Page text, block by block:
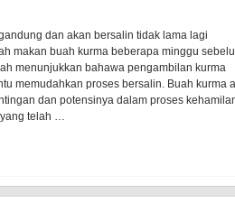
dan akan bersalin tidak lama lagi
makan buah kurma beberapa minggu
menunjukkan bahawa pengambilan kurma
memudahkan proses bersalin. Buah kurma
dan potensinya dalam proses
telah …